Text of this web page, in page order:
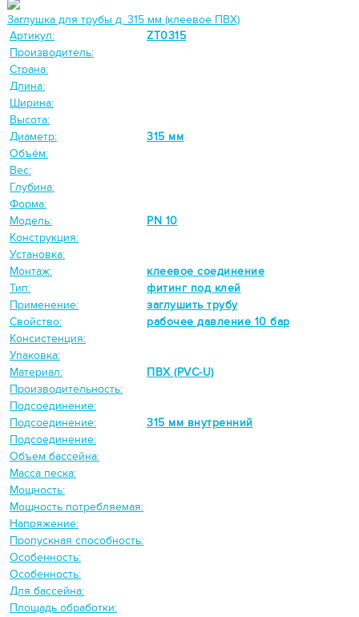
Заглушка для трубы д. 315 мм (клеевое ПВХ)
Артикул:
ZT0315
Производитель:
Страна:
Длина:
Ширина:
Высота:
Диаметр:
315 мм
Объём:
Вес:
Глубина:
Форма:
Модель:
PN 10
Конструкция:
Установка:
Монтаж:
клеевое соединение
Тип:
фитинг под клей
Применение:
заглушить трубу
Свойство:
рабочее давление 10 бар
Консистенция:
Упаковка:
Материал:
ПВХ (PVC-U)
Производительность:
Подсоединение:
Подсоединение:
315 мм внутренний
Подсоединение:
Объем бассейна:
Масса песка:
Мощность:
Мощность потребляемая:
Напряжение:
Пропускная способность:
Особенность:
Особенность:
Для бассейна:
Площадь обработки: